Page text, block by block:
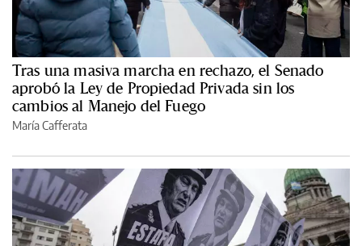
Tras una masiva marcha en rechazo, el Senado
aprobó la Ley de Propiedad Privada sin los
cambios al Manejo del Fuego
María Cafferata